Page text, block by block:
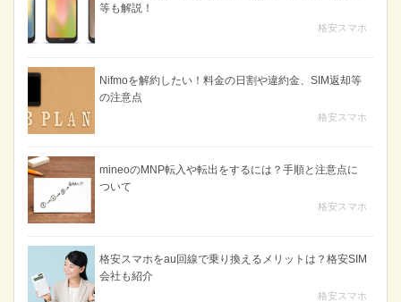
等も解説！
格安スマホ
Nifmoを解約したい！料金の日割や違約金、SIM返却等
の注意点
格安スマホ
mineoのMNP転入や転出をするには？手順と注意点に
ついて
格安スマホ
格安スマホをau回線で乗り換えるメリットは？格安SIM
会社も紹介
格安スマホ